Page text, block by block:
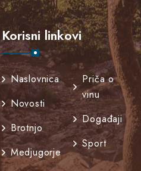
Korisni linkovi
Naslovnica
Novosti
Brotnjo
Medjugorje
Priča o
vinu
Događaji
Sport